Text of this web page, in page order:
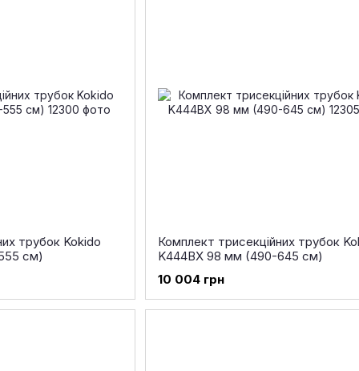
трубок Kokido
см)
Комплект трисекційних трубок
K444BX 98 мм (490-645 см)
10 004 грн